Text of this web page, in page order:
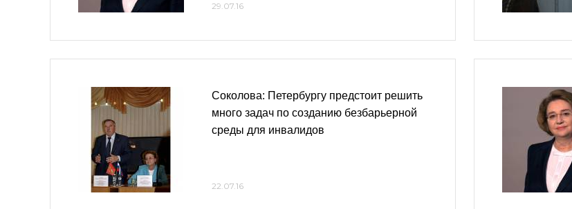
29.07.16
Соколова: Петербургу предстоит решить
много задач по созданию безбарьерной
среды для инвалидов
22.07.16